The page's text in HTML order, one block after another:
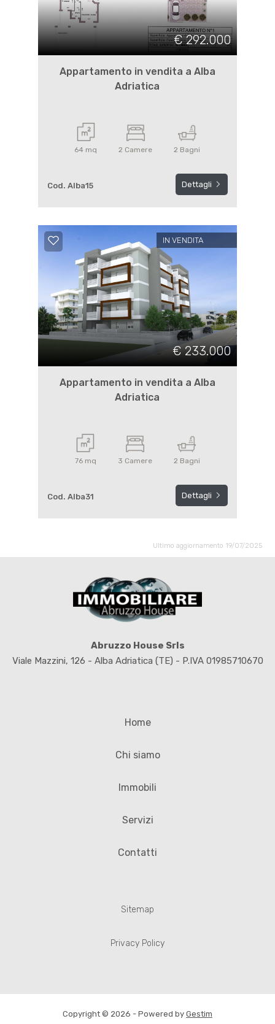
€ 292.000
Appartamento in vendita a Alba
Adriatica
64 mq 2 Camere 2 Bagni
Cod. Alba15 Dettagli
IN VENDITA
€ 233.000
Appartamento in vendita a Alba
Adriatica
76 mq 3 Camere 2 Bagni
Cod. Alba31 Dettagli
Ultimo aggiornamento 19/07/2025
Abruzzo House Srls
Viale Mazzini, 126 - Alba Adriatica (TE) - P.IVA 01985710670
Home
Chi siamo
Immobili
Servizi
Contatti
Sitemap
Privacy Policy
Copyright © 2026 - Powered by Gestim